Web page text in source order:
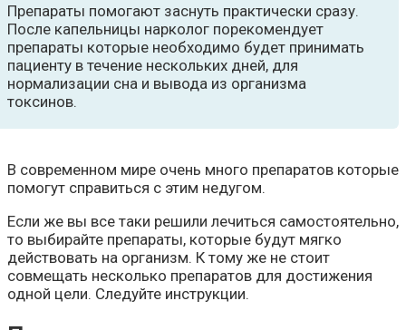
Препараты помогают заснуть практически сразу.
После капельницы нарколог порекомендует
препараты которые необходимо будет принимать
пациенту в течение нескольких дней, для
нормализации сна и вывода из организма
токсинов.
В современном мире очень много препаратов которые
помогут справиться с этим недугом.
Если же вы все таки решили лечиться самостоятельно,
то выбирайте препараты, которые будут мягко
действовать на организм. К тому же не стоит
совмещать несколько препаратов для достижения
одной цели. Следуйте инструкции.